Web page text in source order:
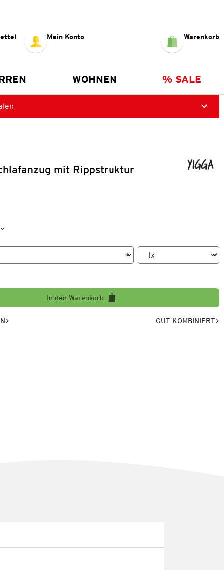
Mein Konto Warenkorb
WOHNEN % SALE
mit Rippstruktur
In den Warenkorb
GUT KOMBINIERT